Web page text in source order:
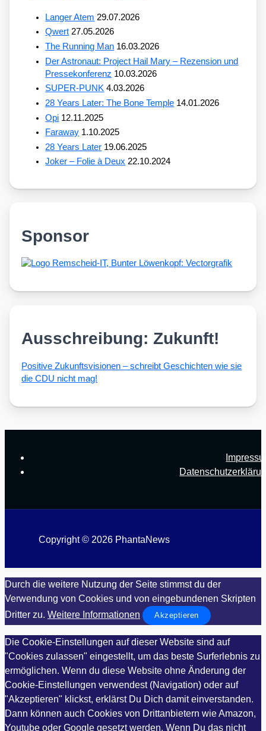
Langer Atem 29.07.2026
Qwert 27.05.2026
The Running Man 16.03.2026
Der Astronaut: Project Hail Mary – Rezension und
Pressekonferenz 10.03.2026
SUPER-PUNK 4.03.2026
28 Years Later: The Bone Temple 14.01.2026
Opi 12.11.2025
Faraway 1.10.2025
28 Years Later 19.06.2025
Joker – Folie à Deux 22.10.2024
Sponsor
Ausschreibung: Zukunft!
Posi­ti­ve Zukunfts­vi­sio­nen – schreibt Geschich­ten wie sie
die CDU nicht mag!
Copyright © 2026 PhantaNews
Durch die weitere Nutzung der Seite stimmst du der
Verwendung von Cookies und von eingebundenen Skripten
Dritter zu. Weitere Informationen Akzeptieren
Die Cookie-Einstellungen auf dieser Website sind auf
"Cookies zulassen" eingestellt, um das beste Surferlebnis zu
ermöglichen. Wenn du diese Website ohne Änderung der
Cookie-Einstellungen verwendest (Navigation) oder auf
"Akzeptieren" klickst, erklärst Du Dich damit einverstanden.
Dann können auch Cookies von Drittanbietern wie Amazon,
Youtube oder Google gesetzt werden. Wenn Du das nicht